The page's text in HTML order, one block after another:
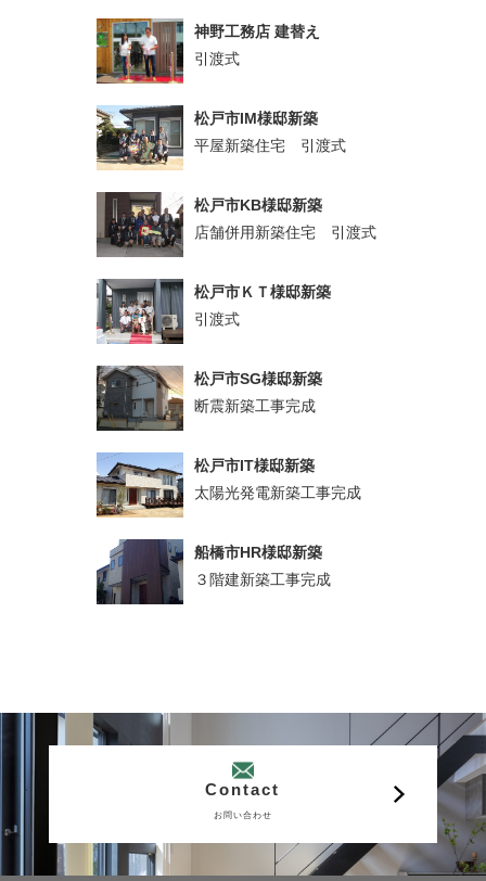
神野工務店 建替え
引渡式
松戸市IM様邸新築
平屋新築住宅 引渡式
松戸市KB様邸新築
店舗併用新築住宅 引渡式
松戸市ＫＴ様邸新築
引渡式
松戸市SG様邸新築
断震新築工事完成
松戸市IT様邸新築
太陽光発電新築工事完成
船橋市HR様邸新築
３階建新築工事完成
Contact
お問い合わせ